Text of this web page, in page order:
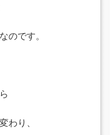
のです。
わり、